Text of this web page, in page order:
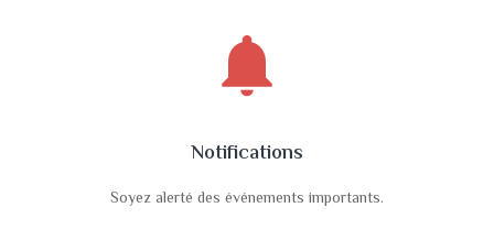
notifications
Notifications
Soyez alerté des événements importants.